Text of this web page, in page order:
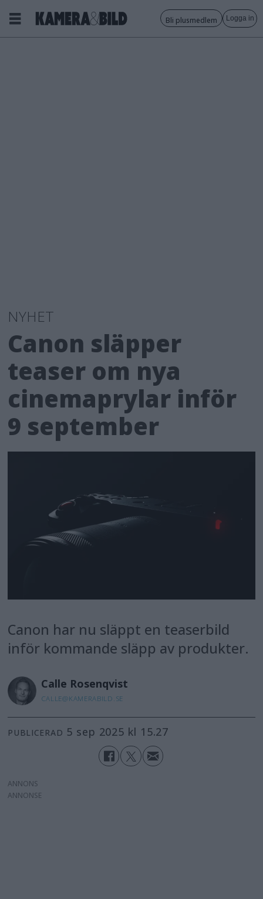
Bli plusmedlem Logga in
NYHET
Canon släpper
teaser om nya
cinemaprylar inför
9 september
Canon har nu släppt en teaserbild
inför kommande släpp av produkter.
Calle Rosenqvist
CALLE@KAMERABILD.SE
PUBLICERAD 5 sep 2025 kl 15.27
ANNONS